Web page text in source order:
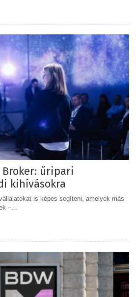
Broker: űripari
kihívásokra
is képes segíteni, amelyek más
–...